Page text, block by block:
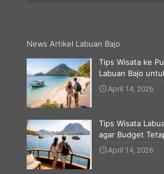
News Artikel Labuan Bajo
Tips Wisata ke
Labuan Bajo
April 14, 2026
Tips Wisata
agar Budget
April 14, 2026